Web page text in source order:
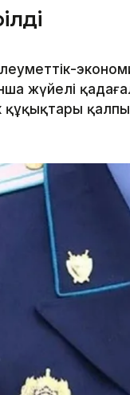
жүйелі